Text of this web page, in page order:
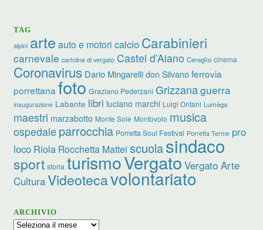
TAG
alpini arte auto e motori calcio Carabinieri
carnevale cartoline di vergato Castel d’Aiano Cereglio cinema
Coronavirus Dario Mingarelli don Silvano ferrovia
porrettana foto Graziano Pederzani Grizzanaguerra
inaugurazione Labante libri luciano marchi Luigi Ontani Lumèga
maestri marzabotto Monte Sole Montovolo musica
ospedale parrocchia Porretta Soul Festival Porretta Terme pro
loco Riola Rocchetta Mattei scuolasindaco
sport storia turismoVergato Vergato Arte
CulturaVideotecavolontariato
ARCHIVIO
Archivio